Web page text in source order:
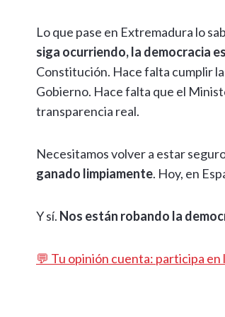
Lo que pase en Extremadura lo
siga ocurriendo, la democracia
Constitución. Hace falta cumplir
Gobierno. Hace falta que el
transparencia real.
Necesitamos volver a estar
ganado limpiamente. Hoy, en
Y sí. Nos están robando la
💬 Tu opinión cuenta: participa en